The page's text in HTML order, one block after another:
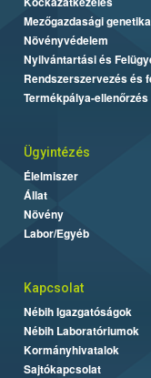
Mezőgazdasági
Növényvédelem
Nyilvántartási és
Rendszerszervezés és
Termékpálya-ellenőrzés
Ügyintézés
Élelmiszer
Állat
Növény
Labor/Egyéb
Kapcsolat
Nébih Igazgatóságok
Nébih Laboratóriumok
Kormányhivatalok
Sajtókapcsolat